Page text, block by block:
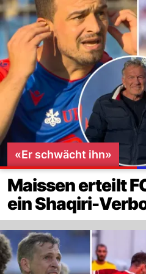
«Er schwächt ihn»
Maissen erteilt
ein Shaqiri-